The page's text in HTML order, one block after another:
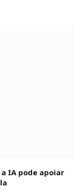
a IA pode apoiar